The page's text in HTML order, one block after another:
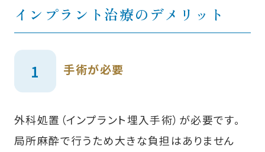
インプラント治療のデメリット
手術が必要
外科処置（インプラント埋入手術）が必要です。
局所麻酔で行うため大きな負担はありません